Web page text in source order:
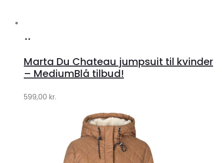
Klædeskabet.dk
Marta Du Chateau jumpsuit til kvinder
– MediumBlå tilbud!
599,00 kr.